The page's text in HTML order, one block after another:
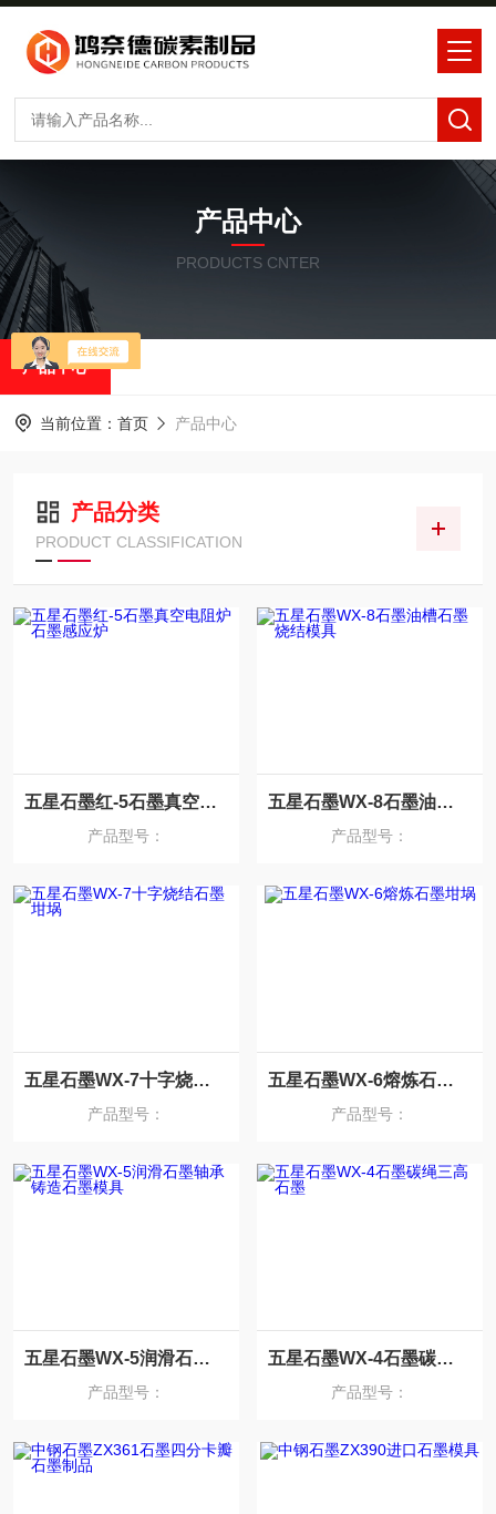
产品中心
PRODUCTS CNTER
产品中心
当前位置： 首页 产品中心
产品分类
PRODUCT CLASSIFICATION
五星石墨红-5石墨真空电阻炉石墨感应炉
产品型号：
五星石墨WX-8石墨油槽石墨烧结模具
产品型号：
五星石墨WX-7十字烧结石墨坩埚
产品型号：
五星石墨WX-6熔炼石墨坩埚
产品型号：
五星石墨WX-5润滑石墨轴承铸造石墨模具
产品型号：
五星石墨WX-4石墨碳绳三高石墨
产品型号：